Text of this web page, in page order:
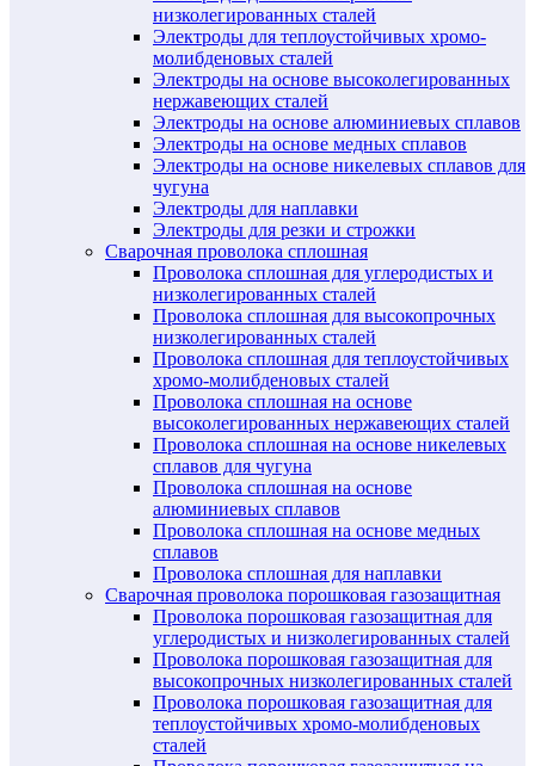
низколегированных сталей
Электроды для теплоустойчивых хромо-
молибденовых сталей
Электроды на основе высоколегированных
нержавеющих сталей
Электроды на основе алюминиевых сплавов
Электроды на основе медных сплавов
Электроды на основе никелевых сплавов для
чугуна
Электроды для наплавки
Электроды для резки и строжки
Сварочная проволока сплошная
Проволока сплошная для углеродистых и
низколегированных сталей
Проволока сплошная для высокопрочных
низколегированных сталей
Проволока сплошная для теплоустойчивых
хромо-молибденовых сталей
Проволока сплошная на основе
высоколегированных нержавеющих сталей
Проволока сплошная на основе никелевых
сплавов для чугуна
Проволока сплошная на основе
алюминиевых сплавов
Проволока сплошная на основе медных
сплавов
Проволока сплошная для наплавки
Сварочная проволока порошковая газозащитная
Проволока порошковая газозащитная для
углеродистых и низколегированных сталей
Проволока порошковая газозащитная для
высокопрочных низколегированных сталей
Проволока порошковая газозащитная для
теплоустойчивых хромо-молибденовых
сталей